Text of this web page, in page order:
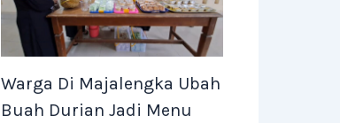
Warga Di Majalengka Ubah
Buah Durian Jadi Menu